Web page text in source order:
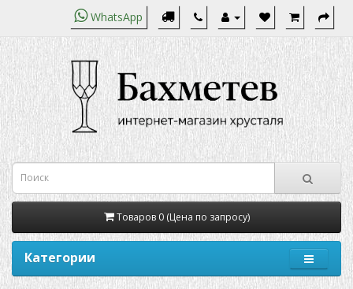
WhatsApp
Товаров 0 (Цена по запросу)
Категории